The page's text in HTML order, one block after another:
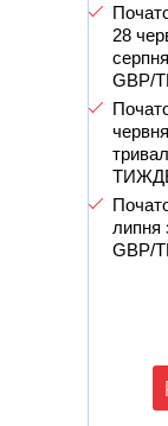
28
GBP/
липня
GBP/